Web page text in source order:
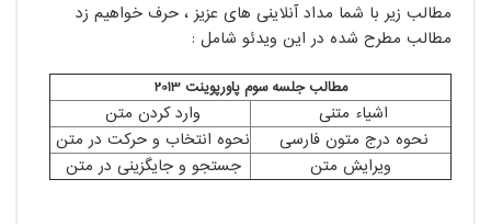
مطالب زیر با شما مداد آنلاینی های عزیز ، حرف خواهیم زد
مطالب مطرح شده در این ویدئو شامل :
مطالب جلسه سوم پاورپوینت 2013
اشیاء متنی
وارد کردن متن
نحوه درج متون فارسی
نحوه انتخاب و حرکت در متن
ویرایش متن
جستجو و جایگزینی در متن